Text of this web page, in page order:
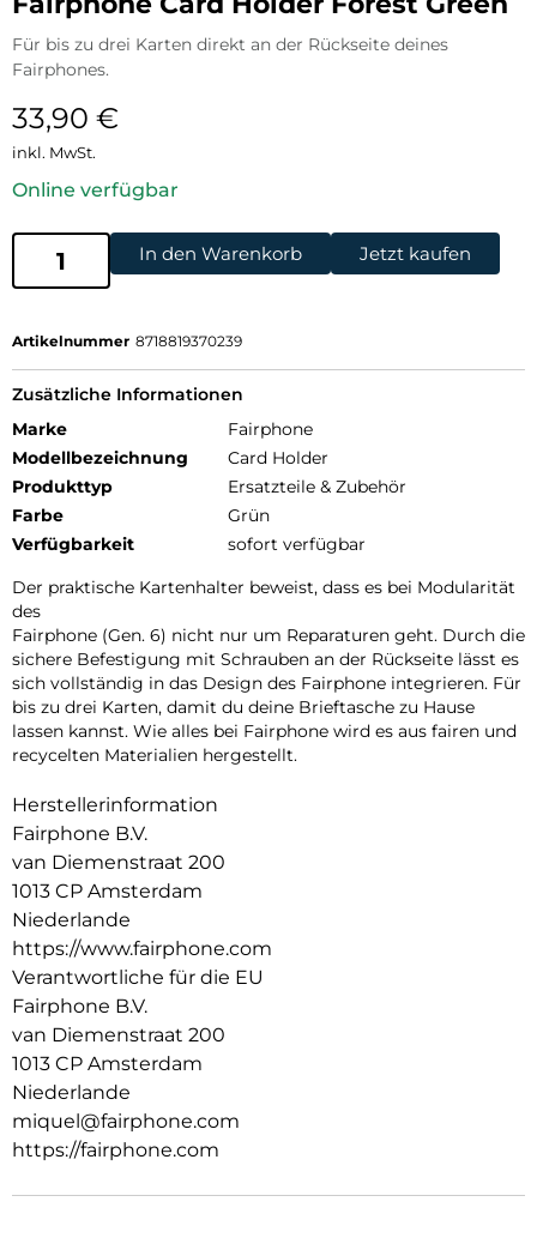
Für bis zu drei Karten direkt an der Rückseite deines
Fairphones.
33,90 €
inkl. MwSt.
Online verfügbar
In den Warenkorb Jetzt kaufen
Artikelnummer 8718819370239
Zusätzliche Informationen
Marke
Fairphone
Modellbezeichnung
Card Holder
Produkttyp
Ersatzteile & Zubehör
Farbe
Grün
Verfügbarkeit
sofort verfügbar
Der praktische Kartenhalter beweist, dass es bei Modularität
des
Fairphone (Gen. 6) nicht nur um Reparaturen geht. Durch die
sichere Befestigung mit Schrauben an der Rückseite lässt es
sich vollständig in das Design des Fairphone integrieren. Für
bis zu drei Karten, damit du deine Brieftasche zu Hause
lassen kannst. Wie alles bei Fairphone wird es aus fairen und
recycelten Materialien hergestellt.
Herstellerinformation
Fairphone B.V.
van Diemenstraat 200
1013 CP Amsterdam
Niederlande
https://www.fairphone.com
Verantwortliche für die EU
Fairphone B.V.
van Diemenstraat 200
1013 CP Amsterdam
Niederlande
miquel@fairphone.com
https://fairphone.com